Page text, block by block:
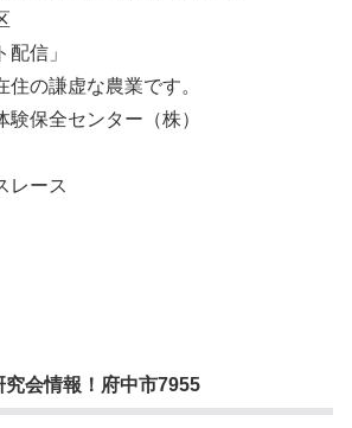
信」
の謙虚な農業です。
保全センター（株）
レース
会情報！府中市7955